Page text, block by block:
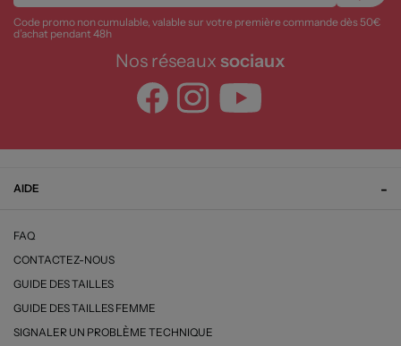
Code promo non cumulable, valable sur votre première commande dès 50€
d’achat pendant 48h
Nos réseaux sociaux
AIDE
FAQ
CONTACTEZ-NOUS
GUIDE DES TAILLES
GUIDE DES TAILLES FEMME
SIGNALER UN PROBLÈME TECHNIQUE